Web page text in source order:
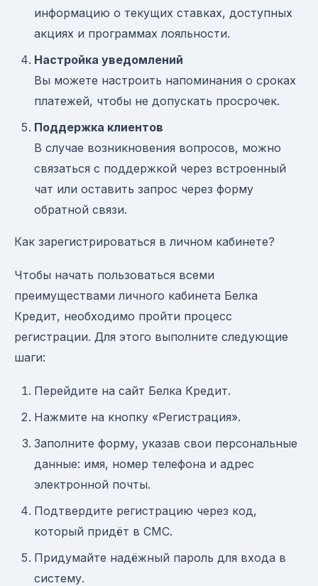
информацию о текущих ставках, доступных
акциях и программах лояльности.
Настройка уведомлений
Вы можете настроить напоминания о сроках
платежей, чтобы не допускать просрочек.
Поддержка клиентов
В случае возникновения вопросов, можно
связаться с поддержкой через встроенный
чат или оставить запрос через форму
обратной связи.
Как зарегистрироваться в личном кабинете?
Чтобы начать пользоваться всеми
преимуществами личного кабинета Белка
Кредит, необходимо пройти процесс
регистрации. Для этого выполните следующие
шаги:
Перейдите на сайт Белка Кредит.
Нажмите на кнопку «Регистрация».
Заполните форму, указав свои персональные
данные: имя, номер телефона и адрес
электронной почты.
Подтвердите регистрацию через код,
который придёт в СМС.
Придумайте надёжный пароль для входа в
систему.